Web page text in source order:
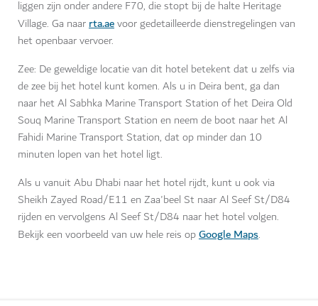
liggen zijn onder andere F70, die stopt bij de halte Heritage
Village. Ga naarrta.aevoor gedetailleerde dienstregelingen van
het openbaar vervoer.
Zee: De geweldige locatie van dit hotel betekent dat u zelfs via
de zee bij het hotel kunt komen. Als u in Deira bent, ga dan
naar het Al Sabhka Marine Transport Station of het Deira Old
Souq Marine Transport Station en neem de boot naar het Al
Fahidi Marine Transport Station, dat op minder dan 10
minuten lopen van het hotel ligt.
Als u vanuit Abu Dhabi naar het hotel rijdt, kunt u ook via
Sheikh Zayed Road/E11 en Zaa'beel St naar Al Seef St/D84
rijden en vervolgens Al Seef St/D84 naar het hotel volgen.
Bekijk een voorbeeld van uw hele reis opGoogle Maps.